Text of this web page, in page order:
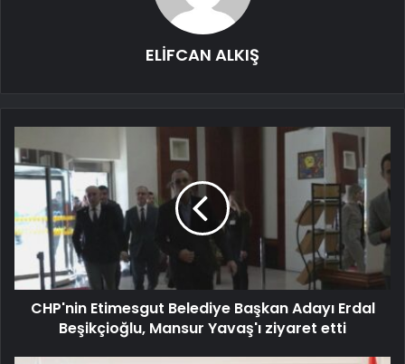
ELİFCAN ALKIŞ
CHP'nin Etimesgut Belediye Başkan Adayı Erdal
Beşikçioğlu, Mansur Yavaş'ı ziyaret etti